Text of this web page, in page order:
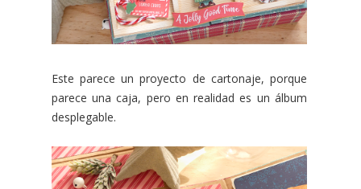
Este parece un proyecto de cartonaje, porque
parece una caja, pero en realidad es un álbum
desplegable.